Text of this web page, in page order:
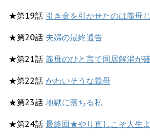
★第19話 引き金を引かせたのは義母
★第20話 夫婦の最終通告
★第21話 義母のひと言で同居解消が確
★第22話 かわいそうな義母
★第23話 地獄に落ちる私
★第24話 最終回★やり直しこそ人生